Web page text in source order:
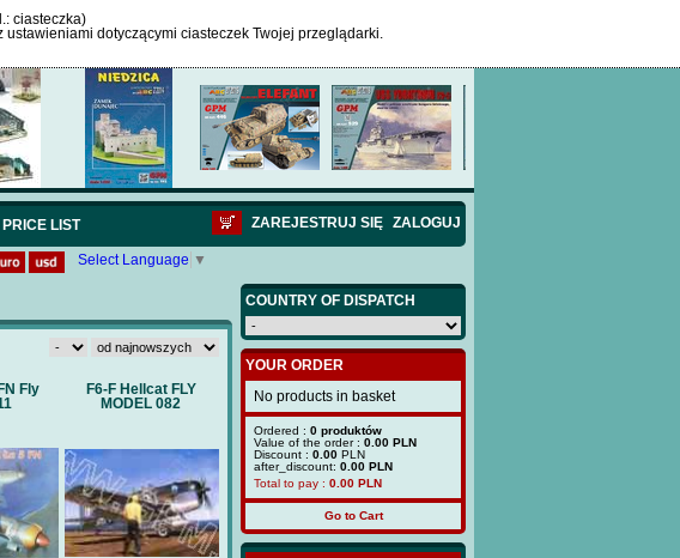
ciasteczka)
ustawieniami dotyczącymi ciasteczek Twojej przeglądarki.
PRICE LIST ZALOGUJ
ZAREJESTRUJ SIĘ
Select Language ▼
Fly
F6-F Hellcat FLY
MODEL 082
COUNTRY OF DISPATCH
YOUR ORDER
No products in basket
Ordered : 0 produktów
Value of the order : 0.00 PLN
Discount : 0.00 PLN
after_discount: 0.00 PLN
Total to pay : 0.00 PLN
Go to Cart